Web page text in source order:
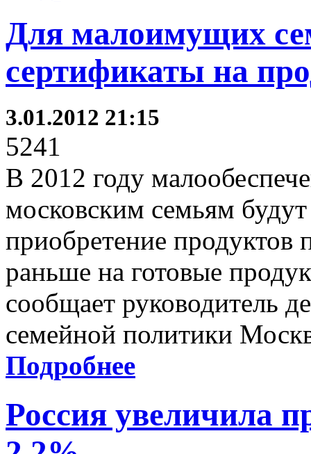
Для малоимущих
сертификаты на
3.01.2012 21:15
5241
В 2012 году
московским семьям
приобретение продуктов
раньше на готовые
сообщает руководитель
семейной политики
Подробнее
Россия увеличила